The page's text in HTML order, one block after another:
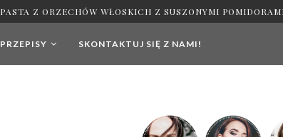
PASTA Z ORZECHÓW WŁOSKICH Z SUSZONYMI
PRZEPISY SKONTAKTUJ SIĘ Z NAMI!